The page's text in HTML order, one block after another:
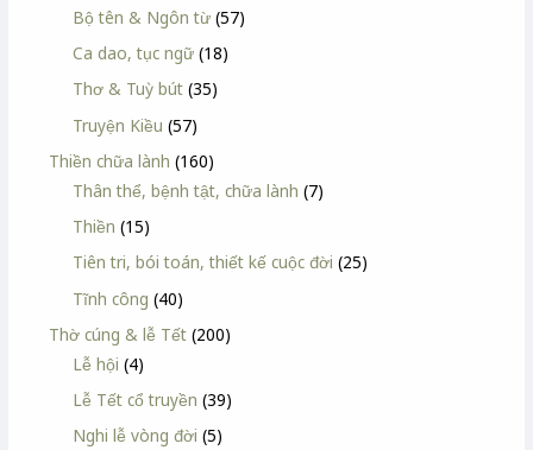
Bộ tên & Ngôn từ (57)
Ca dao, tục ngữ (18)
Thơ & Tuỳ bút (35)
Truyện Kiều (57)
Thiền chữa lành (160)
Thân thể, bệnh tật, chữa lành (7)
Thiền (15)
Tiên tri, bói toán, thiết kế cuộc đời (25)
Tĩnh công (40)
Thờ cúng & lễ Tết (200)
Lễ hội (4)
Lễ Tết cổ truyền (39)
Nghi lễ vòng đời (5)